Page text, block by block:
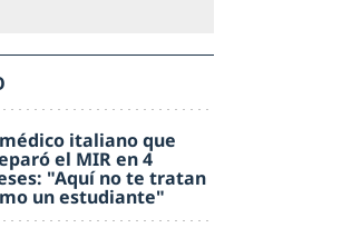
italiano que
el MIR en 4
"Aquí no te tratan
un estudiante"